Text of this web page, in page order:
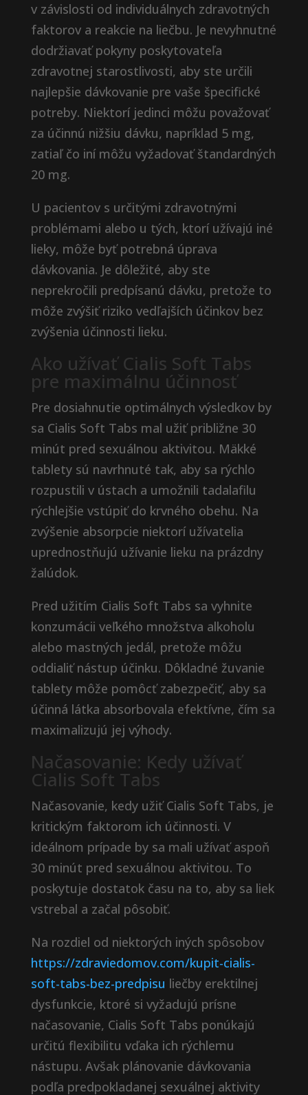
v závislosti od individuálnych zdravotných
faktorov a reakcie na liečbu. Je nevyhnutné
dodržiavať pokyny poskytovateľa
zdravotnej starostlivosti, aby ste určili
najlepšie dávkovanie pre vaše špecifické
potreby. Niektorí jedinci môžu považovať
za účinnú nižšiu dávku, napríklad 5 mg,
zatiaľ čo iní môžu vyžadovať štandardných
20 mg.
U pacientov s určitými zdravotnými
problémami alebo u tých, ktorí užívajú iné
lieky, môže byť potrebná úprava
dávkovania. Je dôležité, aby ste
neprekročili predpísanú dávku, pretože to
môže zvýšiť riziko vedľajších účinkov bez
zvýšenia účinnosti lieku.
Ako užívať Cialis Soft Tabs
pre maximálnu účinnosť
Pre dosiahnutie optimálnych výsledkov by
sa Cialis Soft Tabs mal užiť približne 30
minút pred sexuálnou aktivitou. Mäkké
tablety sú navrhnuté tak, aby sa rýchlo
rozpustili v ústach a umožnili tadalafilu
rýchlejšie vstúpiť do krvného obehu. Na
zvýšenie absorpcie niektorí užívatelia
uprednostňujú užívanie lieku na prázdny
žalúdok.
Pred užitím Cialis Soft Tabs sa vyhnite
konzumácii veľkého množstva alkoholu
alebo mastných jedál, pretože môžu
oddialiť nástup účinku. Dôkladné žuvanie
tablety môže pomôcť zabezpečiť, aby sa
účinná látka absorbovala efektívne, čím sa
maximalizujú jej výhody.
Načasovanie: Kedy užívať
Cialis Soft Tabs
Načasovanie, kedy užiť Cialis Soft Tabs, je
kritickým faktorom ich účinnosti. V
ideálnom prípade by sa mali užívať aspoň
30 minút pred sexuálnou aktivitou. To
poskytuje dostatok času na to, aby sa liek
vstrebal a začal pôsobiť.
Na rozdiel od niektorých iných spôsobov
https://zdraviedomov.com/kupit-cialis-
soft-tabs-bez-predpisu liečby erektilnej
dysfunkcie, ktoré si vyžadujú prísne
načasovanie, Cialis Soft Tabs ponúkajú
určitú flexibilitu vďaka ich rýchlemu
nástupu. Avšak plánovanie dávkovania
podľa predpokladanej sexuálnej aktivity